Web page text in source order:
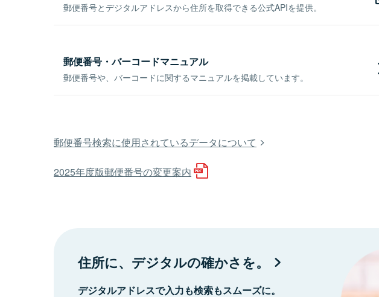
郵便番号とデジタルアドレスから住所を取得できる公式APIを提供。
郵便番号・バーコードマニュアル
郵便番号や、バーコードに関するマニュアルを掲載しています。
郵便番号検索に使用されているデータについて
2025年度版郵便番号の変更案内
住所に、デジタルの確かさを。
デジタルアドレスで入力も検索もスムーズに。